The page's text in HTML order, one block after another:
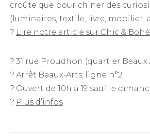
croûte que pour chiner des
(luminaires, textile, livre, mobilier,
? Lire notre article sur Chic &
? 31 rue Proudhon (quartier Beaux
? Arrêt Beaux-Arts, ligne n°2
? Ouvert de 10h à 19 sauf le
? Plus d’infos